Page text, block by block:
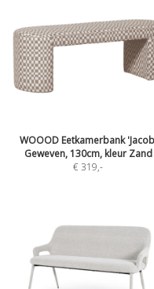
WOOOD Eetkamerbank
Geweven, 130cm, kleur Zand
€ 319,-